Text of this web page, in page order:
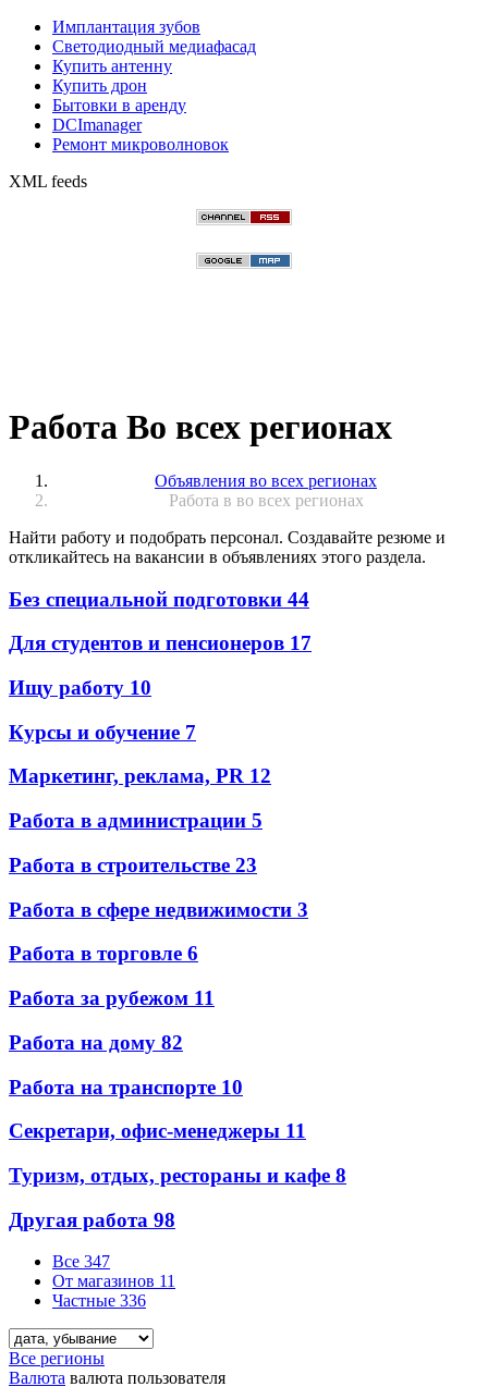
Имплантация зубов
Светодиодный медиафасад
Купить антенну
Купить дрон
Бытовки в аренду
DCImanager
Ремонт микроволновок
XML feeds
Работа Во всех регионах
Объявления во всех регионах
Работа в во всех регионах
Найти работу и подобрать персонал. Создавайте резюме и
откликайтесь на вакансии в объявлениях этого раздела.
Без специальной подготовки 44
Для студентов и пенсионеров 17
Ищу работу 10
Курсы и обучение 7
Маркетинг, реклама, PR 12
Работа в администрации 5
Работа в строительстве 23
Работа в сфере недвижимости 3
Работа в торговле 6
Работа за рубежом 11
Работа на дому 82
Работа на транспорте 10
Секретари, офис-менеджеры 11
Туризм, отдых, рестораны и кафе 8
Другая работа 98
Все 347
От магазинов 11
Частные 336
Все регионы
Валюта валюта пользователя